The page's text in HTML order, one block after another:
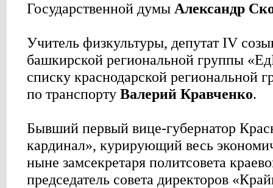
Государственной думы Александр
Учитель физкультуры, депутат IV
башкирской региональной группы
списку краснодарской региональной
по транспорту Валерий Кравченко.
Бывший первый вице-губернатор
кардинал», курирующий весь
ныне замсекретаря политсовета
председатель совета директоров